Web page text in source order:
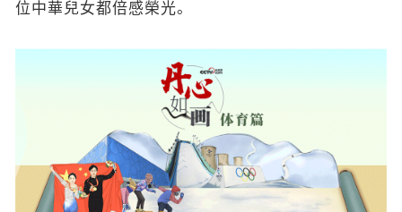
位中華兒女都倍感榮光。